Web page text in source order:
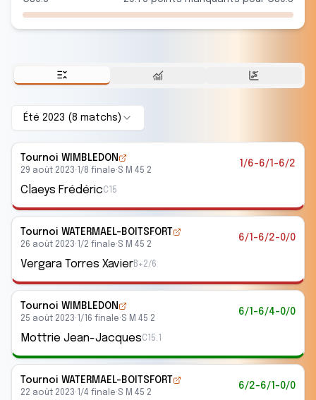
Été 2023 (8 matchs )
Tournoi WIMBLEDON
29 août 2023· 1/8 finale·S M 45 2
1/6-6/1-6/2
Claeys FrédéricC15
Tournoi WATERMAEL-BOITSFORT
26 août 2023· 1/2 finale·S M 45 2
6/1-6/2-0/0
Vergara Torres XavierB+2/6
Tournoi WIMBLEDON
25 août 2023· 1/16 finale·S M 45 2
6/1-6/4-0/0
Mottrie Jean-JacquesC15.1
Tournoi WATERMAEL-BOITSFORT
22 août 2023· 1/4 finale·S M 45 2
6/2-6/1-0/0